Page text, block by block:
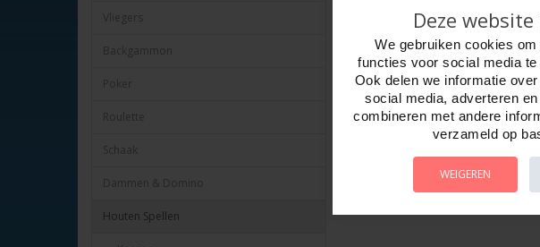
Vliegers
Backgammon
Poker
Roulette
Schaak
Dammen & Domino
Houten Spellen
HOT-Games.Deze
We gebruiken cookies
functies voor social media
Ook delen we informatie
social media, adverteren
combineren met andere
verzameld op
WEIGEREN